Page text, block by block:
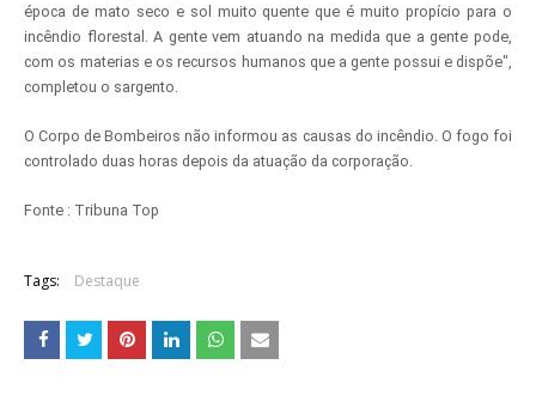
época de mato seco e sol muito quente que é muito propício para o
incêndio florestal. A gente vem atuando na medida que a gente pode,
com os materias e os recursos humanos que a gente possui e dispõe",
completou o sargento.
O Corpo de Bombeiros não informou as causas do incêndio. O fogo foi
controlado duas horas depois da atuação da corporação.
Fonte : Tribuna Top
Tags: Destaque